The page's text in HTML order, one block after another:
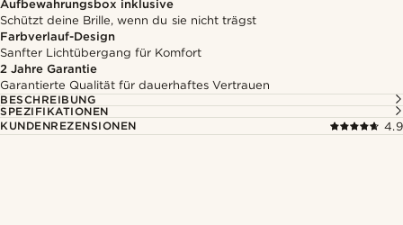
Aufbewahrungsbox inklusive
Schützt deine Brille, wenn du sie nicht trägst
Farbverlauf-Design
Sanfter Lichtübergang für Komfort
2 Jahre Garantie
Garantierte Qualität für dauerhaftes Vertrauen
BESCHREIBUNG
SPEZIFIKATIONEN
KUNDENREZENSIONEN
4.9